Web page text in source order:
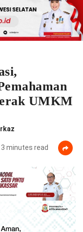
UMKM
3 minutes read